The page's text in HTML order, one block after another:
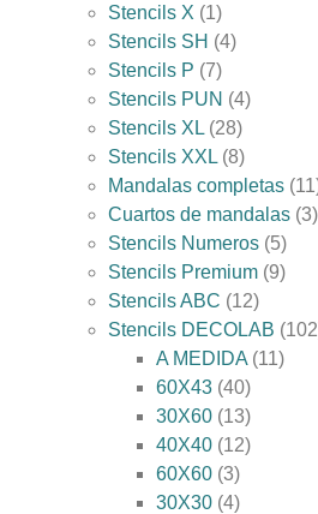
Stencils X
1
Stencils SH
4
Stencils P 7
Stencils PUN
4
Stencils XL 28
Stencils XXL 8
Mandalas completas 11
Cuartos de mandalas 3
Stencils Numeros 5
Stencils Premium 9
Stencils ABC
12
Stencils DECOLAB
102
A MEDIDA 11
60X43 40
30X60 13
40X40 12
60X60 3
30X30 4